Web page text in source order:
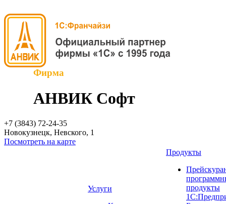
Фирма
АНВИК Софт
+7 (3843) 72-24-35
Новокузнецк, Невского, 1
Посмотреть на карте
Услуги
Продукты
продукты